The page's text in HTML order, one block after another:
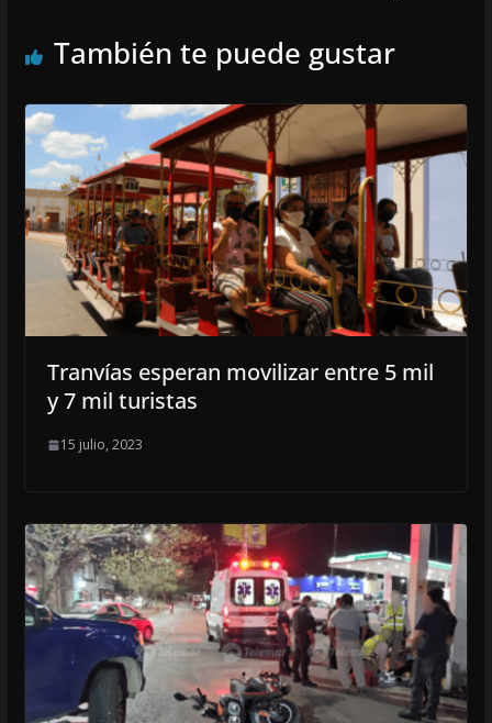
También te puede gustar
Tranvías esperan movilizar entre 5 mil
y 7 mil turistas
15 julio, 2023